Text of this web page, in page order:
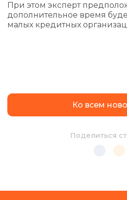
При этом эксперт
дополнительное время
малых кредитных
Ко всем
Поделиться